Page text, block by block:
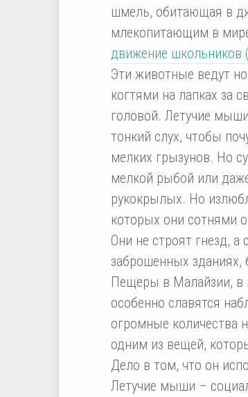
шмель, обитающая в
млекопитающим в
движение
Эти животные ведут
когтями на лапках за
головой. Летучие
тонкий слух, чтобы
мелких грызунов. Но
мелкой рыбой или
рукокрылых. Но
которых они сотнями
Они не строят гнезд,
заброшенных зданиях,
Пещеры в Малайзии, в
особенно славятся
огромные количества
одним из вещей,
Дело в том, что он
Летучие мыши –